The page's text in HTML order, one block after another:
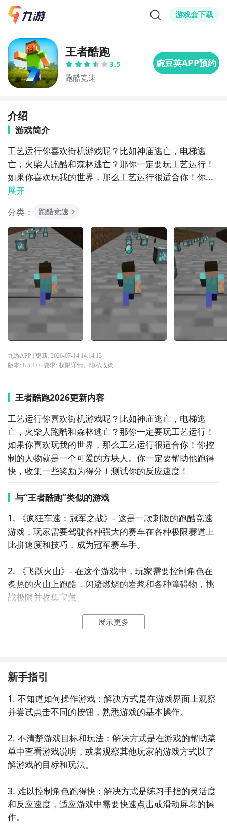
游戏盒下载
王者酷跑
3.5
跑酷竞速
介绍
游戏简介
工艺运行你喜欢街机游戏呢？比如神庙逃亡，电梯逃
亡，火柴人跑酷和森林逃亡？那你一定要玩工艺运行！
如果你喜欢玩我的世界，那么工艺运行很适合你！你...
展开
分类：
跑酷竞速
九游APP | 更新: 2026-07-14 14:14:13
版本: 8.5.4.0| 要求: 权限详情、 隐私政策
王者酷跑2026更新内容
工艺运行你喜欢街机游戏呢？比如神庙逃亡，电梯逃
亡，火柴人跑酷和森林逃亡？那你一定要玩工艺运行！
如果你喜欢玩我的世界，那么工艺运行很适合你！你控
制的人物就是一个可爱的方块人。你一定要帮助他跑得
快，收集一些奖励为得分！测试你的反应速度！
与“王者酷跑”类似的游戏
1. 《疯狂车速：冠军之战》- 这是一款刺激的跑酷竞速
游戏，玩家需要驾驶各种强大的赛车在各种极限赛道上
比拼速度和技巧，成为冠军赛车手。
2. 《飞跃火山》- 在这个游戏中，玩家需要控制角色在
炙热的火山上跑酷，闪避燃烧的岩浆和各种障碍物，挑
战极限并收集宝藏。
3. 《极速飞行：异次元》- 这是一款带有科幻元素的跑
4. 《疯狂滑板：极限挑战》- 在这个游戏中，玩家将扮
进行各种刺激的技巧和特技表演。
需要扮演可爱的恐龙，逃离恐怖的远古世界，同时躲避
迅猛的食肉恐龙和各种陷阱。
游戏，玩家将扮演足球运动员，在球场上奔跑并尝试躲
避对手，尽可能多地进球并赢得冠军。
展示更多
新手指引
1. 不知道如何操作游戏：解决方式是在游戏界面上观察
并尝试点击不同的按钮，熟悉游戏的基本操作。
2. 不清楚游戏目标和玩法：解决方式是在游戏的帮助菜
单中查看游戏说明，或者观察其他玩家的游戏方式以了
解游戏的目标和玩法。
3. 难以控制角色跑得快：解决方式是练习手指的灵活度
和反应速度，适应游戏中需要快速点击或滑动屏幕的操
作。